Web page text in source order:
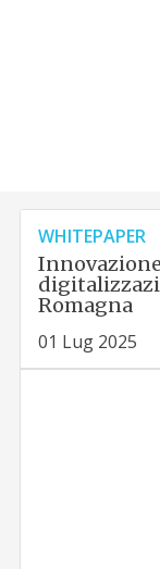
WHITEPAPER
Romagna
01 Lug 2025